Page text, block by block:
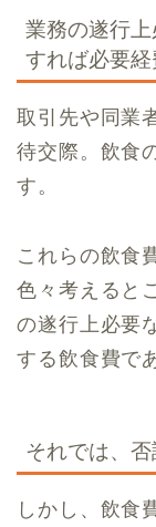
業務の遂行
すれば必要
取引先や同業
待交際。飲食
す。
これらの飲食
色々考えると
の遂行上必要
する飲食費で
それでは、
しかし、飲食